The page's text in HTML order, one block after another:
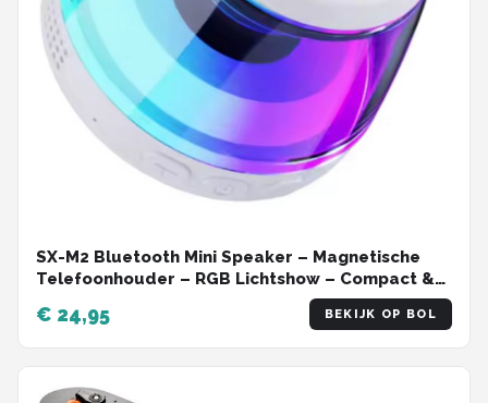
SX-M2 Bluetooth Mini Speaker – Magnetische
Telefoonhouder – RGB Lichtshow – Compact &
Draagbaar – Tot 5 Uur Speeltijd – IPX4
Spatwaterdicht
€ 24,95 BEKIJK OP BOL